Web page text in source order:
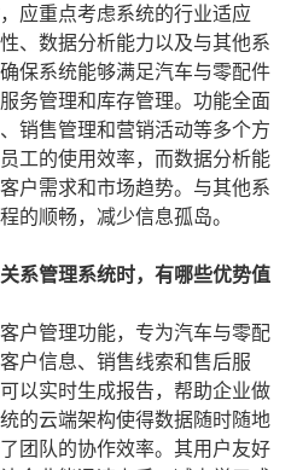
应重点考虑系统的行业适应
、数据分析能力以及与其他系
保系统能够满足汽车与零配件
务管理和库存管理。功能全面
销售管理和营销活动等多个方
工的使用效率，而数据分析能
户需求和市场趋势。与其他系
的顺畅，减少信息孤岛。
系管理系统时，有哪些优势值
户管理功能，专为汽车与零配
户信息、销售线索和售后服
以实时生成报告，帮助企业做
的云端架构使得数据随时随地
团队的协作效率。其用户友好